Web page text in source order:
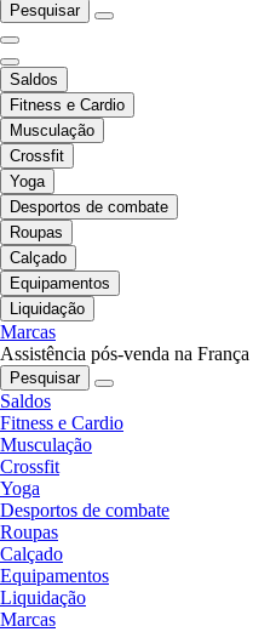
Pesquisar
Saldos
Fitness e Cardio
Musculação
Crossfit
Yoga
Desportos de combate
Roupas
Calçado
Equipamentos
Liquidação
Marcas
Assistência pós-venda na França
Pesquisar
Saldos
Fitness e Cardio
Musculação
Crossfit
Yoga
Desportos de combate
Roupas
Calçado
Equipamentos
Liquidação
Marcas